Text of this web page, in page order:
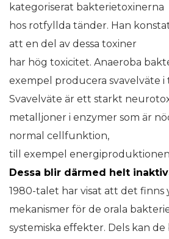
kategoriserat bakterietoxinerna
hos rotfyllda tänder. Han
att en del av dessa toxiner
har hög toxicitet. Anaeroba
exempel producera svavelväte i
Svavelväte är ett starkt
metalljoner i enzymer som är
normal cellfunktion,
till exempel
Dessa blir därmed helt
1980-talet har visat att det finns
mekanismer för de orala
systemiska effekter. Dels kan